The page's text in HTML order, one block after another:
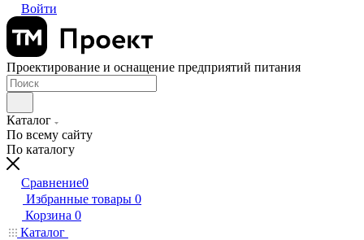
Войти
Проектирование и оснащение предприятий питания
Каталог
По всему сайту
По каталогу
Сравнение0
Избранные товары 0
Корзина 0
Каталог